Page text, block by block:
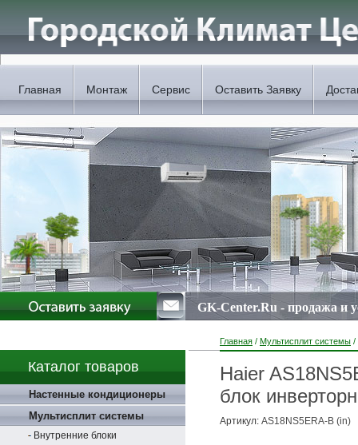
Главная Монтаж Сервис Оставить Заявку
GK-Center.Ru - продажа и
Каталог товаров
Настенные кондиционеры
Мультисплит системы
Внутренние блоки
Главная / Мультисплит системы /
Haier
блок
Артикул: AS18NS5ERA-B (in)